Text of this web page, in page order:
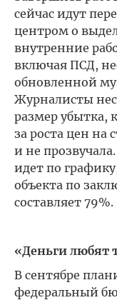
сейчас идут
центром о
внутренние
включая ПСД,
обновленной
Журналисты
размер убытка,
за роста цен на
и не
идет по
объекта по
составляет 79%.
«Деньги любят
В сентябре
федеральный